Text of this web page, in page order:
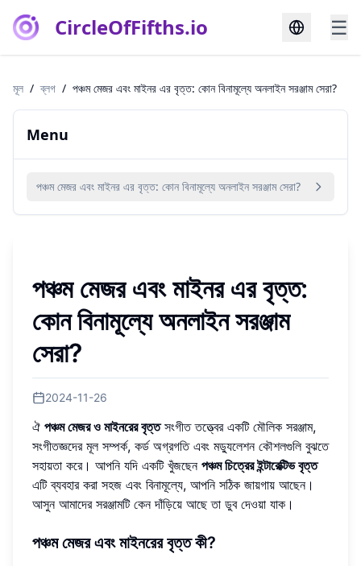
CircleOfFifths.io ☰
মূল / ব্লগ / পঞ্চম মেজর এবং মাইনর এর বৃত্ত: কোন বিনামূল্যে অনলাইন সরঞ্জাম সেরা?
Menu
পঞ্চম মেজর এবং মাইনর এর বৃত্ত: কোন বিনামূল্যে অনলাইন সরঞ্জাম সেরা?
পঞ্চম মেজর এবং মাইনর এর বৃত্ত:
কোন বিনামূল্যে অনলাইন সরঞ্জাম
সেরা?
2024-11-26
ঐ পঞ্চম মেজর ও মাইনরের বৃত্তসংগীত তত্ত্বের একটি মৌলিক সরঞ্জাম,
সংগীতজ্ঞদের মূল সম্পর্ক, কর্ড অগ্রগতি এবং মড্যুলেশন কৌশলগুলি বুঝতে
সহায়তা করে। আপনি যদি একটি খুঁজছেন পঞ্চম চিত্রের ইন্টারেক্টিভ বৃত্ত
এটি ব্যবহার করা সহজ এবং বিনামূল্যে, আপনি সঠিক জায়গায় আছেন।
আসুন আমাদের সরঞ্জামটি কেন দাঁড়িয়ে আছে তা ডুব দেওয়া যাক।
পঞ্চম মেজর এবং মাইনরের বৃত্ত কী?